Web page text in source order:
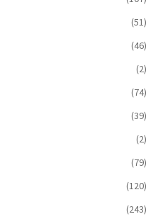
(51)
(46)
(2)
(74)
(39)
(2)
(79)
(120)
(243)